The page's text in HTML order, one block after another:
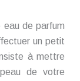
eau de parfum
un petit
à mettre
de votre